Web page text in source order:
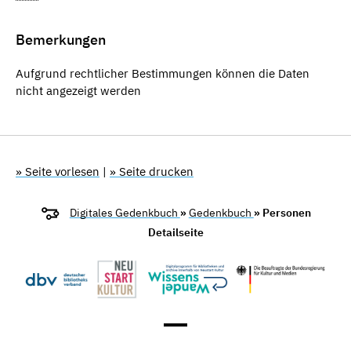
Bemerkungen
Aufgrund rechtlicher Bestimmungen können die Daten
nicht angezeigt werden
» Seite vorlesen | » Seite drucken
Digitales Gedenkbuch »Gedenkbuch » Personen
Detailseite